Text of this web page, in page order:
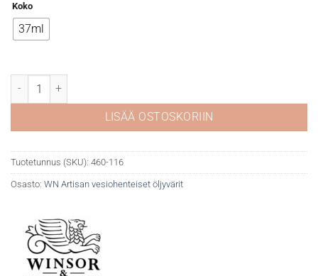
Koko
37ml
WN Artisan 116 Cadmium Yellow Medium määrä
LISÄÄ OSTOSKORIIN
Tuotetunnus (SKU): 460-116
Osasto: WN Artisan vesiohenteiset öljyvärit